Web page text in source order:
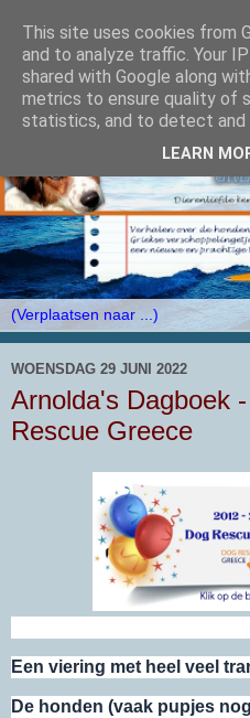
WOENSDAG 29 JUNI 2022
Arnolda's Dagboek
Rescue Greece
Een viering met heel veel
De honden (vaak pupjes
This site uses cookies from
and to analyze traffic. Your
shared with Google along
metrics to ensure quality of
statistics, and to detect and
LEARN